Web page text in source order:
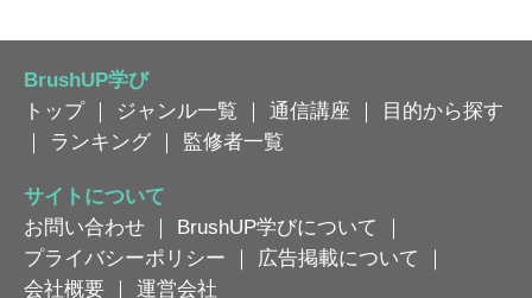
BrushUP学び
トップ｜ ジャンル一覧 ｜ 通信講座 ｜
目的から探す
｜
ランキング ｜ 監修者一覧
サイトについて
お問い合わせ ｜ BrushUP学びについて
｜
プライバシーポリシー ｜ 広告掲載について
｜
会社概要 ｜ 運営会社